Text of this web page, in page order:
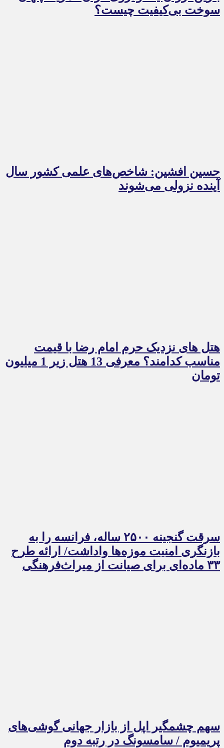
سوخت بی‌کیفیت چیست؟
حسین افشین: شاخص‌های علمی کشور سال
آینده نزولی می‌شوند
هتل های نزدیک حرم امام رضا با قیمت
مناسب کدامند؟ معرفی 13 هتل زیر 1 میلیون
تومان
سرقت گنجینه ۲۵۰۰ ساله، فرانسه را به
بازنگری امنیت موزه‌ها واداشت/ ارائه طرح
۳۳ ماده‌ای برای صیانت از میراث‌فرهنگی
سهم چشمگیر اپل از بازار جهانی گوشی‌های
پریمیوم / سامسونگ در رتبه دوم